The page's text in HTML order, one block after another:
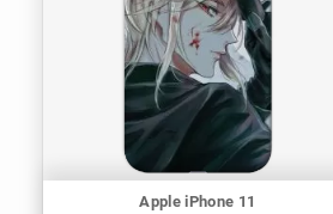
Apple iPhone 11